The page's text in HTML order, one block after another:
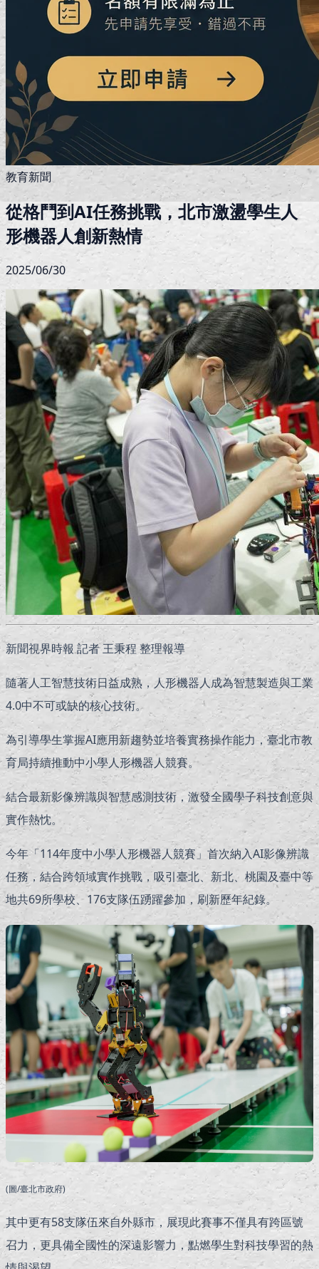
教育新聞
從格鬥到AI任務挑戰，北市激盪學生人
形機器人創新熱情
2025/06/30
新聞視界時報 記者 王秉程 整理報導
隨著人工智慧技術日益成熟，人形機器人成為智慧製造與工業
4.0中不可或缺的核心技術。
為引導學生掌握AI應用新趨勢並培養實務操作能力，臺北市教
育局持續推動中小學人形機器人競賽。
結合最新影像辨識與智慧感測技術，激發全國學子科技創意與
實作熱忱。
今年「114年度中小學人形機器人競賽」首次納入AI影像辨識
任務，結合跨領域實作挑戰，吸引臺北、新北、桃園及臺中等
地共69所學校、176支隊伍踴躍參加，刷新歷年紀錄。
(圖/臺北市政府)
其中更有58支隊伍來自外縣市，展現此賽事不僅具有跨區號
召力，更具備全國性的深遠影響力，點燃學生對科技學習的熱